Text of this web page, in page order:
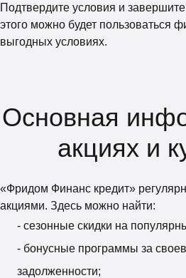
Подтвердите условия и
этого можно будет пользоваться
выгодных условиях.
Основная
акциях и
«Фридом Финанс кредит»
акциями. Здесь можно найти:
- сезонные скидки на
- бонусные программы за
задолженности;